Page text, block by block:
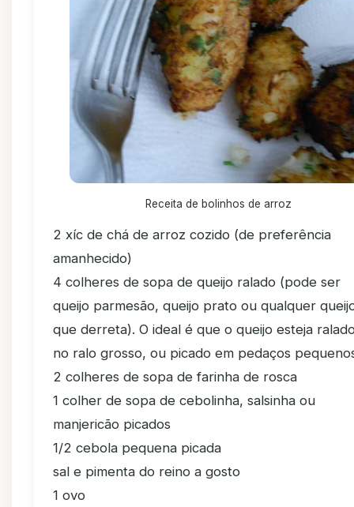
Receita de bolinhos de arroz
2 xíc de chá de arroz cozido (de preferência
amanhecido)
4 colheres de sopa de queijo ralado (pode ser
queijo parmesão, queijo prato ou qualquer
que derreta). O ideal é que o queijo esteja
no ralo grosso, ou picado em pedaços
2 colheres de sopa de farinha de rosca
1 colher de sopa de cebolinha, salsinha ou
manjericão picados
1/2 cebola pequena picada
sal e pimenta do reino a gosto
1 ovo